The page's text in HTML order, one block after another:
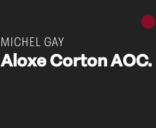
Vins
MICHEL GAY
Aloxe Corton AOC.